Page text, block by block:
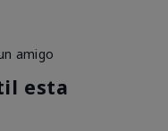
amigo
esta